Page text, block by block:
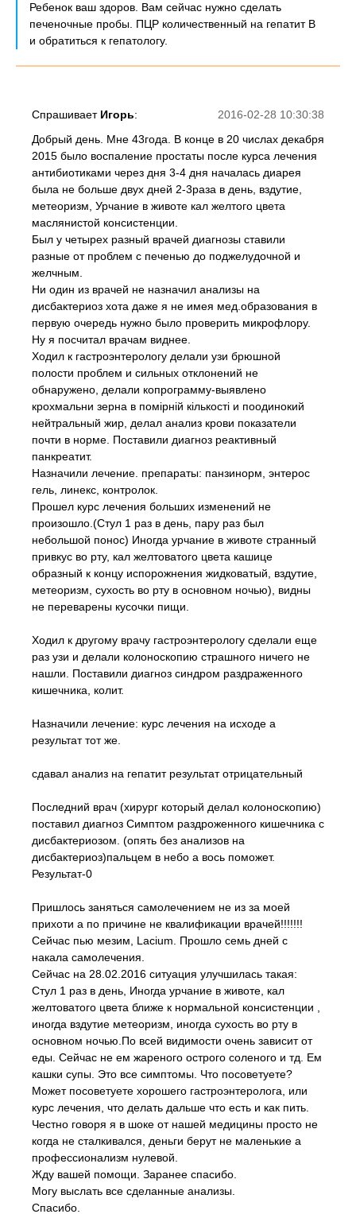
Ребенок ваш здоров. Вам сейчас нужно сделать
печеночные пробы. ПЦР количественный на гепатит В
и обратиться к гепатологу.
2016-02-28 10:30:38
Спрашивает Игорь:
Добрый день. Мне 43года. В конце в 20 числах декабря
2015 было воспаление простаты после курса лечения
антибиотиками через дня 3-4 дня началась диарея
была не больше двух дней 2-3раза в день, вздутие,
метеоризм, Урчание в животе кал желтого цвета
маслянистой консистенции.
Был у четырех разный врачей диагнозы ставили
разные от проблем с печенью до поджелудочной и
желчным.
Ни один из врачей не назначил анализы на
дисбактериоз хота даже я не имея мед.образования в
первую очередь нужно было проверить микрофлору.
Ну я посчитал врачам виднее.
Ходил к гастроэнтерологу делали узи брюшной
полости проблем и сильных отклонений не
обнаружено, делали копрограмму-выявлено
крохмальни зерна в помiрнiй кiлькостi и поодинокий
нейтральный жир, делал анализ крови показатели
почти в норме. Поставили диагноз реактивный
панкреатит.
Назначили лечение. препараты: панзинорм, энтерос
гель, линекс, контролок.
Прошел курс лечения больших изменений не
произошло.(Стул 1 раз в день, пару раз был
небольшой понос) Иногда урчание в животе странный
привкус во рту, кал желтоватого цвета кашице
образный к концу испорожнения жидковатый, вздутие,
метеоризм, сухость во рту в основном ночью), видны
не переварены кусочки пищи.
Ходил к другому врачу гастроэнтерологу сделали еще
раз узи и делали колоноскопию страшного ничего не
нашли. Поставили диагноз синдром раздраженного
кишечника, колит.
Назначили лечение: курс лечения на исходе а
результат тот же.
сдавал анализ на гепатит результат отрицательный
Последний врач (хирург который делал колоноскопию)
поставил диагноз Симптом раздроженного кишечника с
дисбактериозом. (опять без анализов на
дисбактериоз)пальцем в небо а вось поможет.
Результат-0
Пришлось заняться самолечением не из за моей
прихоти а по причине не квалификации врачей!!!!!!!
Сейчас пью мезим, Lacium. Прошло семь дней с
накала самолечения.
Сейчас на 28.02.2016 ситуация улучшилась такая:
Стул 1 раз в день, Иногда урчание в животе, кал
желтоватого цвета ближе к нормальной консистенции ,
иногда вздутие метеоризм, иногда сухость во рту в
основном ночью.По всей видимости очень зависит от
еды. Сейчас не ем жареного острого соленого и тд. Ем
кашки супы. Это все симптомы. Что посоветуете?
Может посоветуете хорошего гастроэнтеролога, или
курс лечения, что делать дальше что есть и как пить.
Честно говоря я в шоке от нашей медицины просто не
когда не сталкивался, деньги берут не маленькие а
профессионализм нулевой.
Жду вашей помощи. Заранее спасибо.
Могу выслать все сделанные анализы.
Спасибо.